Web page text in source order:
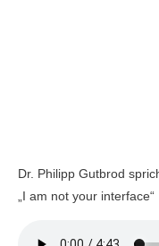
Dr. Philipp Gutbrod
„I am not your interface“